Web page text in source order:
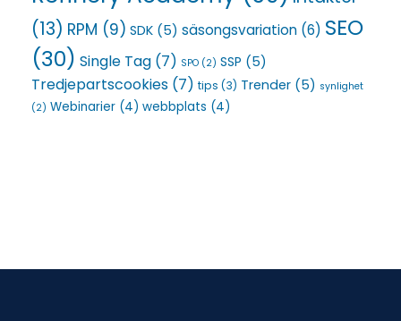
(13) RPM (9) SDK (5) säsongsvariation (6) SEO
(30) Single Tag (7) SPO (2) SSP (5)
Tredjepartscookies (7) tips (3) Trender (5) synlighet
(2) Webinarier (4) webbplats (4)